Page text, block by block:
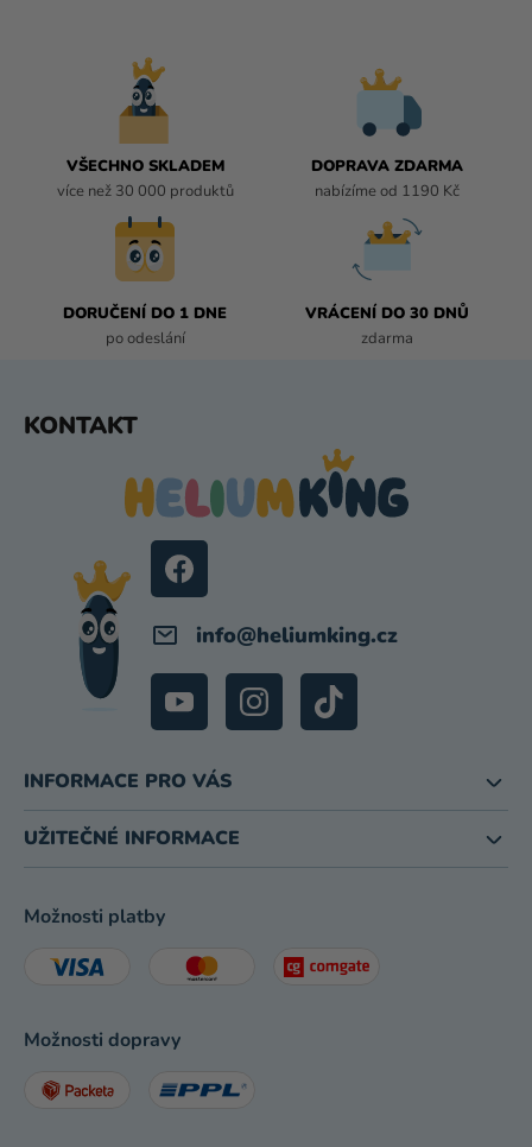
VŠECHNO SKLADEM
více než 30 000 produktů
DOPRAVA ZDARMA
nabízíme od 1190 Kč
DORUČENÍ DO 1 DNE
po odeslání
VRÁCENÍ DO 30 DNŮ
zdarma
KONTAKT
info@heliumking.cz
INFORMACE PRO VÁS
UŽITEČNÉ INFORMACE
Možnosti platby
Možnosti dopravy